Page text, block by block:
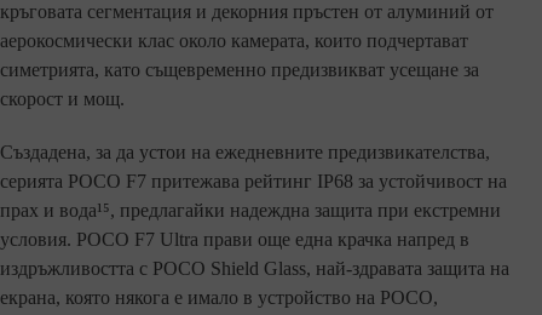
кръговата сегментация и декорния пръстен от алуминий от
аерокосмически клас около камерата, които подчертават
симетрията, като същевременно предизвикват усещане за
скорост и мощ.
Създадена, за да устои на ежедневните предизвикателства,
серията POCO F7 притежава рейтинг IP68 за устойчивост на
прах и вода¹⁵, предлагайки надеждна защита при екстремни
условия. POCO F7 Ultra прави още една крачка напред в
издръжливостта с POCO Shield Glass, най-здравата защита на
екрана, която някога е имало в устройство на POCO,